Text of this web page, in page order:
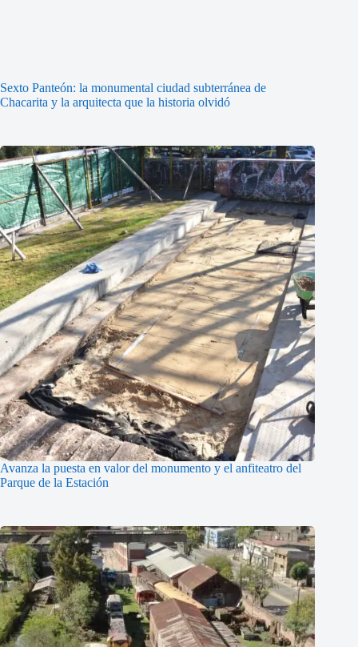
Sexto Panteón: la monumental ciudad subterránea de
Chacarita y la arquitecta que la historia olvidó
Avanza la puesta en valor del monumento y el anfiteatro del
Parque de la Estación